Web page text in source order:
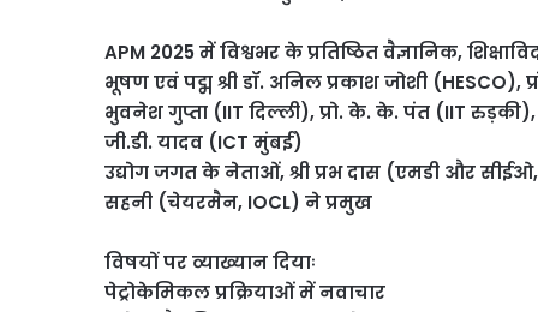
APM 2025 में विश्वभर के प्रतिष्ठित वैज्ञानिक,
भूषण एवं पद्म श्री डॉ. अनिल प्रकाश जोशी (HESCO),
भुवनेश गुप्ता (IIT दिल्ली), प्रो. के. के. पंत (IIT रुड़की),
जी.डी. यादव (ICT मुंबई)
उद्योग जगत के नेताओं, श्री प्रभ दास (एमडी और
सहनी (चेयरमैन, IOCL) ने प्रमुख
विषयों पर व्याख्यान दियाः
पेट्रोकेमिकल प्रक्रियाओं में नवाचार